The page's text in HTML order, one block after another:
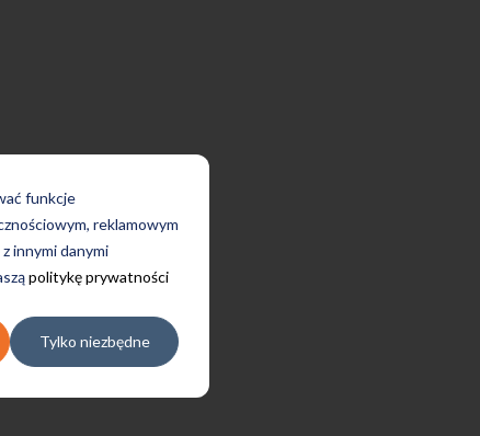
funkcje
reklamowym
innymi danymi
politykę prywatności
Tylko niezbędne